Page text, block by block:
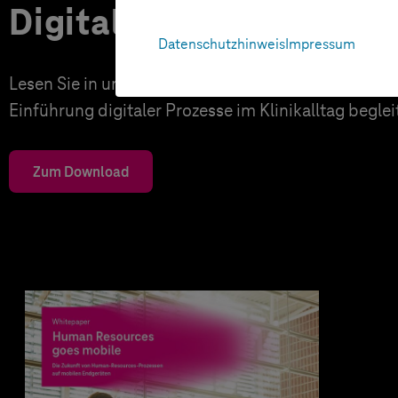
DatenschutzhinweisImpressum
Digitales Upgrade in
Lesen Sie in unserem User Guide, wie Sie Ihre
Einführung digitaler Prozesse im Klinikalltag
Zum Download